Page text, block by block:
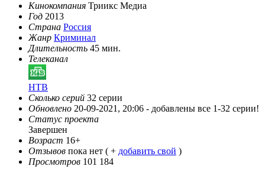
Кинокомпания Триикс Медиа
Год 2013
Страна Россия
Жанр Криминал
Длительность 45 мин.
Телеканал
НТВ
Сколько серий 32 серии
Обновлено 20-09-2021, 20:06 - добавлены все 1-32 серии!
Статус проекта
Завершен
Возраст 16+
Отзывов пока нет ( + добавить свой )
Просмотров 101 184